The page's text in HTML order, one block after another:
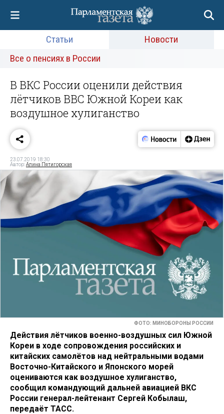
Статьи
Новости
Все о пенсиях в России
В ВКС России оценили действия
лётчиков ВВС Южной Кореи как
воздушное хулиганство
23.07.2019 18:30
Автор:Алина Пятигорская
ФОТО: МИНОБОРОНЫ РОССИИ
Действия лётчиков военно-воздушных сил Южной
Кореи в ходе сопровождения российских и
китайских самолётов над нейтральными водами
Восточно-Китайского и Японского морей
оцениваются как воздушное хулиганство,
сообщил командующий дальней авиацией ВКС
России генерал-лейтенант Сергей Кобылаш,
передаёт ТАСС.